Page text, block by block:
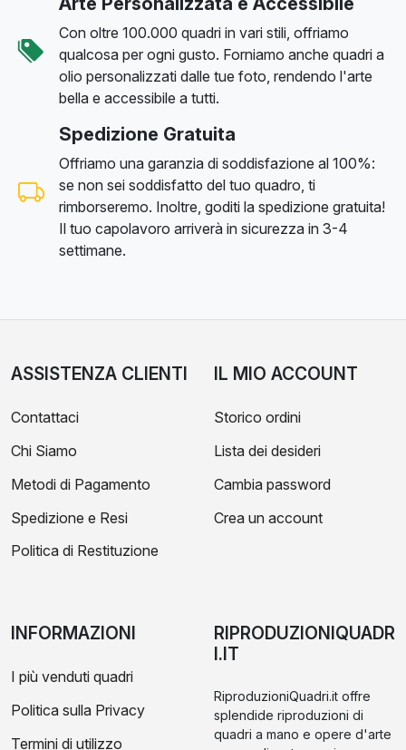
Con oltre 100.000 quadri in vari stili, offriamo
qualcosa per ogni gusto. Forniamo anche quadri a
olio personalizzati dalle tue foto, rendendo l'arte
bella e accessibile a tutti.
Spedizione Gratuita
Offriamo una garanzia di soddisfazione al 100%:
se non sei soddisfatto del tuo quadro, ti
rimborseremo. Inoltre, goditi la spedizione gratuita!
Il tuo capolavoro arriverà in sicurezza in 3-4
settimane.
ASSISTENZA CLIENTI
Contattaci
Chi Siamo
Metodi di Pagamento
Spedizione e Resi
Politica di Restituzione
IL MIO ACCOUNT
Storico ordini
Lista dei desideri
Cambia password
Crea un account
INFORMAZIONI
I più venduti quadri
Politica sulla Privacy
Termini di utilizzo
RIPRODUZIONIQUADR
I.IT
RiproduzioniQuadri.it offre
splendide riproduzioni di
quadri a mano e opere d'arte